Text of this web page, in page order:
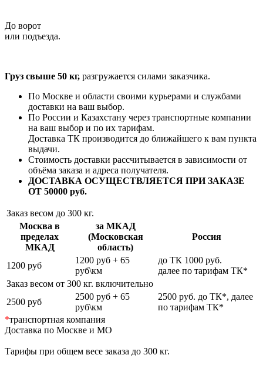
До ворот
или подъезда.
Груз свыше 50 кг, разгружается силами заказчика.
По Москве и области своими курьерами и службами
доставки на ваш выбор.
По России и Казахстану через транспортные компании
на ваш выбор и по их тарифам.
Доставка ТК производится до ближайшего к вам пункта
выдачи.
Стоимость доставки рассчитывается в зависимости от
объёма заказа и адреса получателя.
ДОСТАВКА ОСУЩЕСТВЛЯЕТСЯ ПРИ ЗАКАЗЕ
ОТ 50000 руб.
Заказ весом до 300 кг.
Москва в
пределах
МКАД
за МКАД
(Московская
область)
Россия
1200 руб
1200 руб + 65
руб\км
до ТК 1000 руб.
далее по тарифам ТК*
Заказ весом от 300 кг. включительно
2500 руб
2500 руб + 65
руб\км
2500 руб. до ТК*, далее
по тарифам ТК*
*транспортная компания
Доставка по Москве и МО
Тарифы при общем весе заказа до 300 кг.